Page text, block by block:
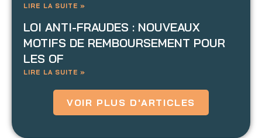
LIRE LA SUITE »
LOI ANTI-FRAUDES : NOUVEAUX
MOTIFS DE REMBOURSEMENT POUR
LES OF
LIRE LA SUITE »
VOIR PLUS D'ARTICLES